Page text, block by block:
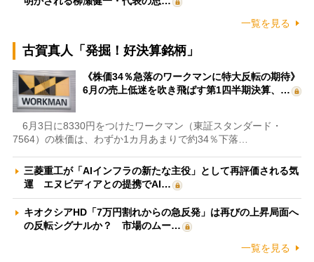
一覧を見る
古賀真人「発掘！好決算銘柄」
《株価34％急落のワークマンに特大反転の期待》
6月の売上低迷を吹き飛ばす第1四半期決算、…
6月3日に8330円をつけたワークマン（東証スタンダード・
7564）の株価は、わずか1カ月あまりで約34％下落…
三菱重工が「AIインフラの新たな主役」として再評価される気
運 エヌビディアとの提携でAI…
キオクシアHD「7万円割れからの急反発」は再びの上昇局面へ
の反転シグナルか？ 市場のムー…
一覧を見る